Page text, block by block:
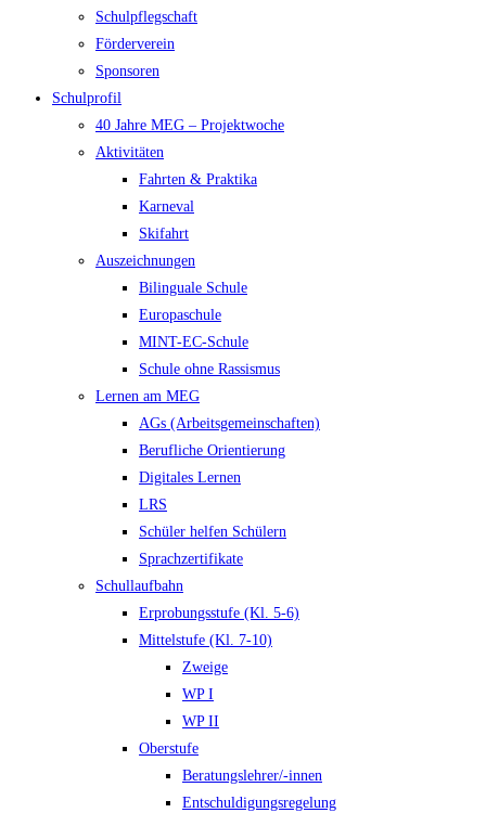
Schulpflegschaft
Förderverein
Sponsoren
Schulprofil
40 Jahre MEG – Projektwoche
Aktivitäten
Fahrten & Praktika
Karneval
Skifahrt
Auszeichnungen
Bilinguale Schule
Europaschule
MINT-EC-Schule
Schule ohne Rassismus
Lernen am MEG
AGs (Arbeitsgemeinschaften)
Berufliche Orientierung
Digitales Lernen
LRS
Schüler helfen Schülern
Sprachzertifikate
Schullaufbahn
Erprobungsstufe (Kl. 5-6)
Mittelstufe (Kl. 7-10)
Zweige
WP I
WP II
Oberstufe
Beratungslehrer/-innen
Entschuldigungsregelung